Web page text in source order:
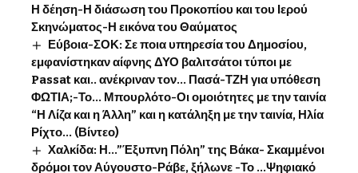
Η δέηση-Η διάσωση του Προκοπίου και του Ιερού
Σκηνώματος-Η εικόνα του Θαύματος
Εύβοια-ΣΟΚ: Σε ποια υπηρεσία του Δημοσίου,
εμφανίστηκαν αίφνης ΔΥΟ βαλιτσάτοι τύποι με
Passat και.. ανέκριναν τον… Πασά-ΤΖΗ για υπόθεση
ΦΩΤΙΑ;-Το… Μπουρλότο-Οι ομοιότητες με την ταινία
“Η Λίζα και η Άλλη” και η κατάληξη με την ταινία, Ηλία
Ρίχτο… (Βίντεο)
Χαλκίδα: Η…”Έξυπνη Πόλη” της Βάκα- Σκαμμένοι
δρόμοι τον Αύγουστο-Ράβε, ξήλωνε -Το …Ψηφιακό